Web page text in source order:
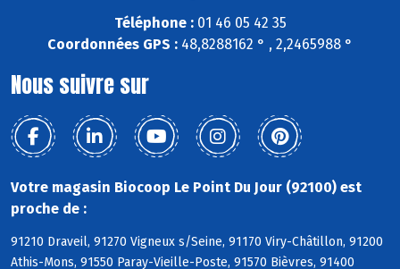
Téléphone :01 46 05 42 35
Coordonnées GPS : 48,8288162 ° , 2,2465988 °
Nous suivre sur
Votre magasin Biocoop Le Point Du Jour (92100) est
proche de :
91210 Draveil, 91270 Vigneux s/Seine, 91170 Viry-Châtillon, 91200
Athis-Mons, 91550 Paray-Vieille-Poste, 91570 Bièvres, 91400